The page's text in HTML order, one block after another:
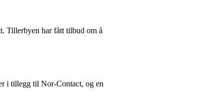
Tillerbyen har fått tilbud om å
i tillegg til Nor-Contact, og en